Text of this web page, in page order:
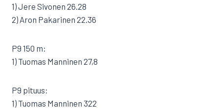
1) Jere Sivonen 26.28
2) Aron Pakarinen 22.36
P9 150 m:
1) Tuomas Manninen 27,8
P9 pituus:
1) Tuomas Manninen 322